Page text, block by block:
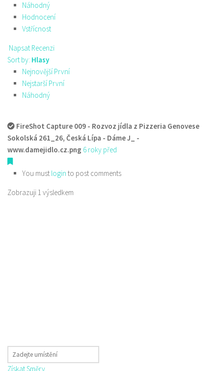
Náhodný
Hodnocení
Vstřícnost
Napsat Recenzi
Sort by: Hlasy
Nejnovější První
Nejstarší První
Náhodný
FireShot Capture 009 - Rozvoz jídla z Pizzeria Genovese
Sokolská 261_26, Česká Lípa - Dáme J_ -
www.damejidlo.cz.png 6 roky před
You must login to post comments
Zobrazuji 1 výsledkem
Získat Směry